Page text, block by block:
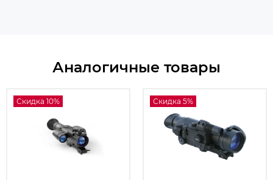
Аналогичные товары
Скидка 10% Скидка 5%